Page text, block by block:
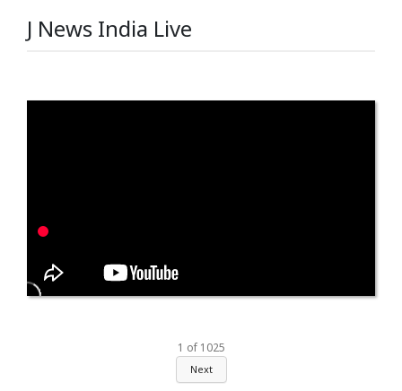
J News India Live
1 of 1025
Next